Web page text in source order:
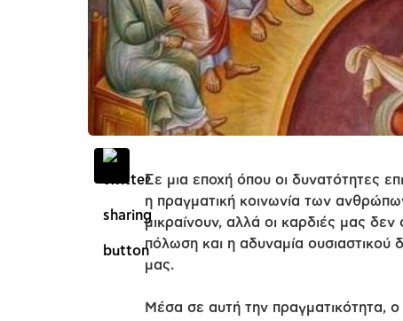
Σε μια εποχή όπου οι δυνατότητες
η πραγματική κοινωνία των
μικραίνουν, αλλά οι καρδιές μας
πόλωση και η αδυναμία ουσιαστικού
μας.
Μέσα σε αυτή την πραγματικότητα,